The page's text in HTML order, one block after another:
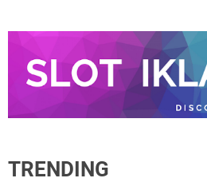
TRENDING